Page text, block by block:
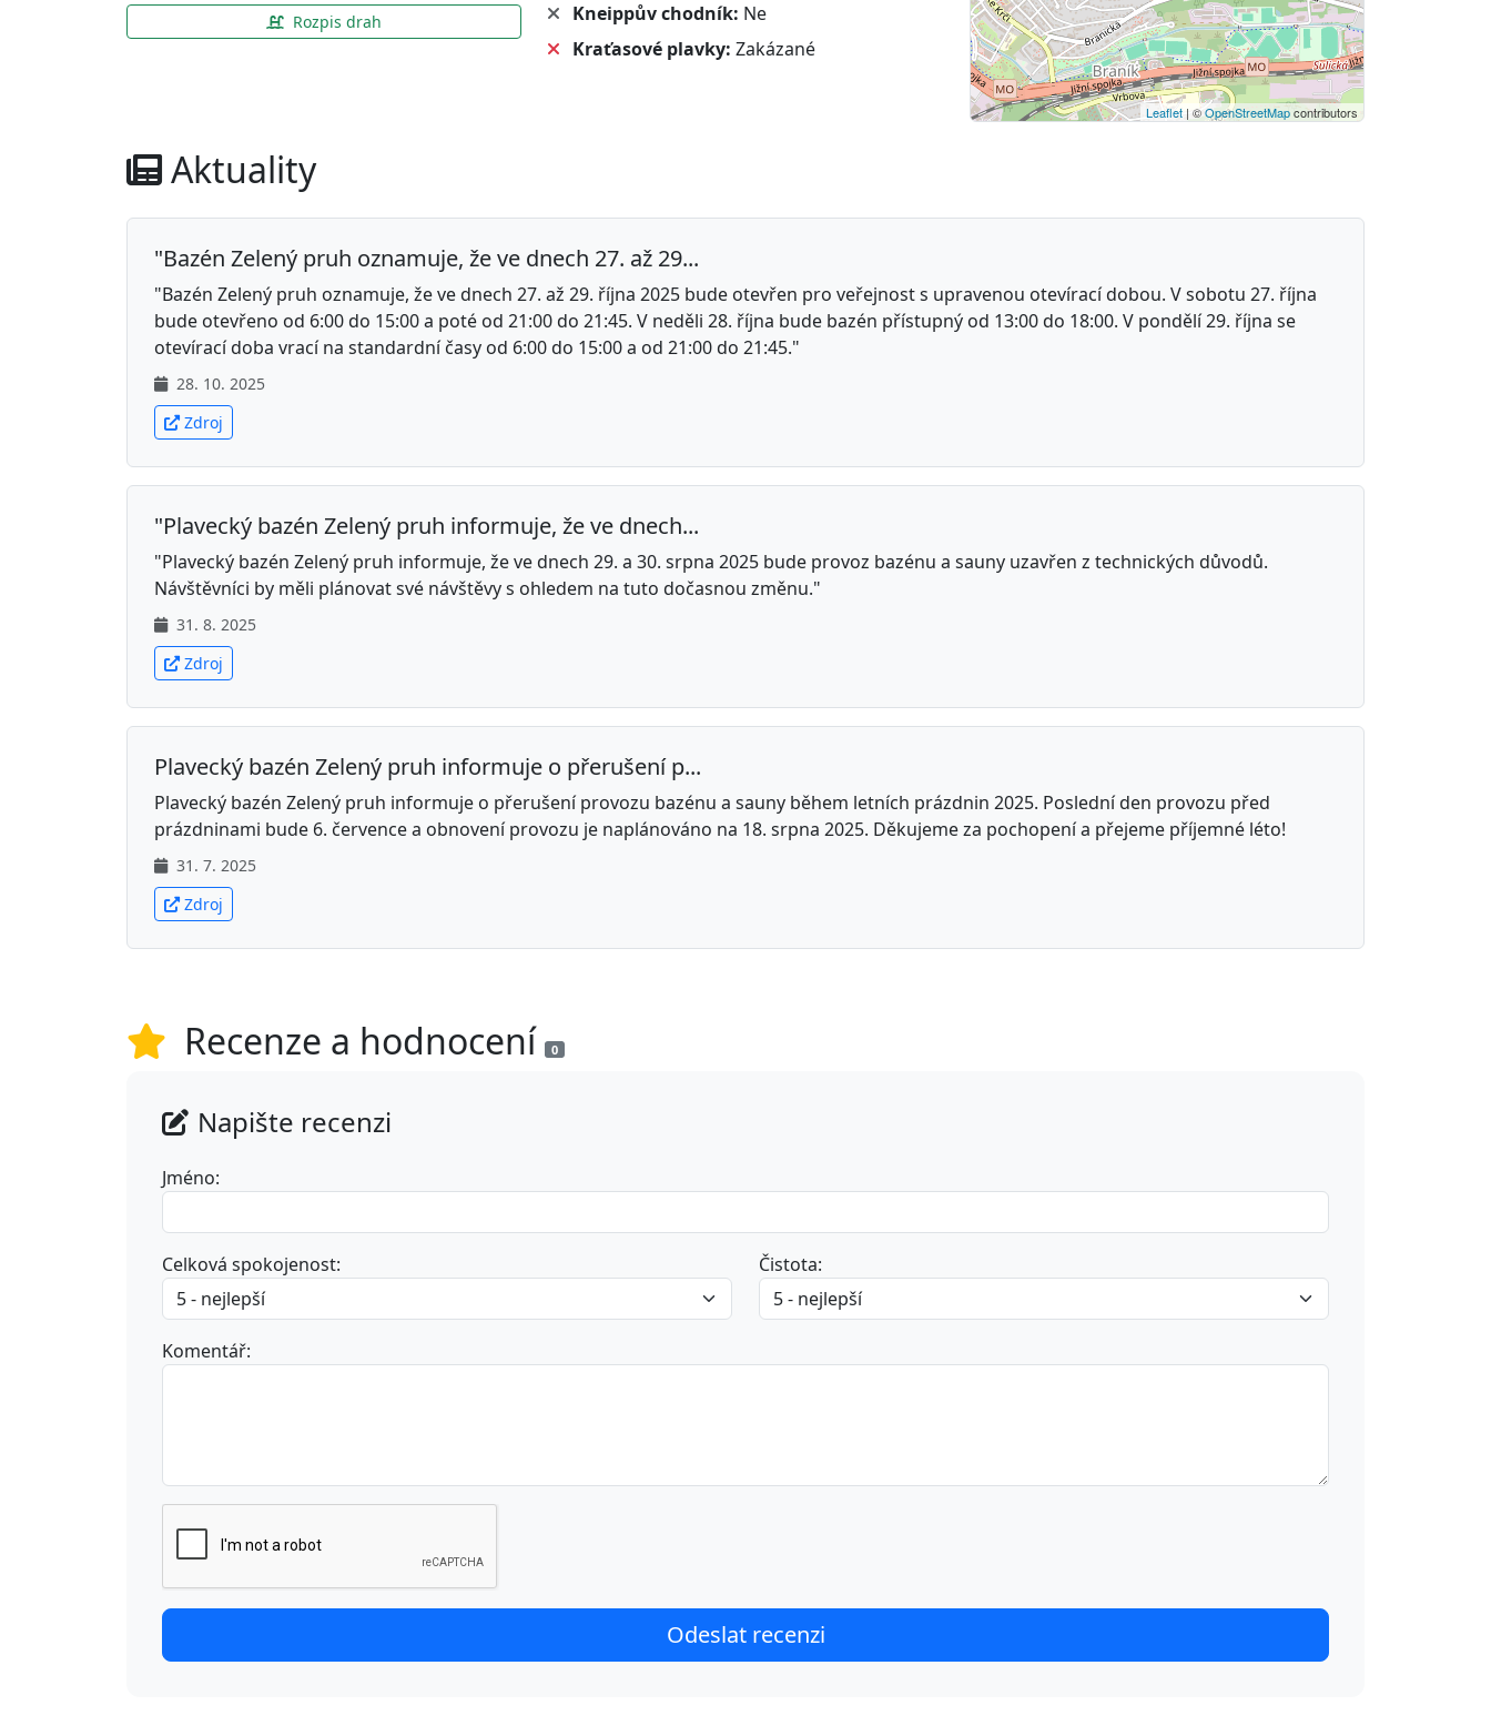
Rozpis drah
Kneippův chodník: Ne
Kraťasové plavky: Zakázané
Leaflet | ©OpenStreetMapcontributors
Aktuality
"Bazén Zelený pruh oznamuje, že ve dnech 27. až 29...
"Bazén Zelený pruh oznamuje, že ve dnech 27. až 29. října 2025 bude otevřen pro veřejnost s upravenou otevírací dobou. V sobotu 27. října
bude otevřeno od 6:00 do 15:00 a poté od 21:00 do 21:45. V neděli 28. října bude bazén přístupný od 13:00 do 18:00. V pondělí 29. října se
otevírací doba vrací na standardní časy od 6:00 do 15:00 a od 21:00 do 21:45."
28. 10. 2025
Zdroj
"Plavecký bazén Zelený pruh informuje, že ve dnech...
"Plavecký bazén Zelený pruh informuje, že ve dnech 29. a 30. srpna 2025 bude provoz bazénu a sauny uzavřen z technických důvodů.
Návštěvníci by měli plánovat své návštěvy s ohledem na tuto dočasnou změnu."
31. 8. 2025
Zdroj
Plavecký bazén Zelený pruh informuje o přerušení p...
Plavecký bazén Zelený pruh informuje o přerušení provozu bazénu a sauny během letních prázdnin 2025. Poslední den provozu před
prázdninami bude 6. července a obnovení provozu je naplánováno na 18. srpna 2025. Děkujeme za pochopení a přejeme příjemné léto!
31. 7. 2025
Zdroj
Recenze a hodnocení 0
Napište recenzi
Jméno:
Celková spokojenost: Čistota:
Komentář: